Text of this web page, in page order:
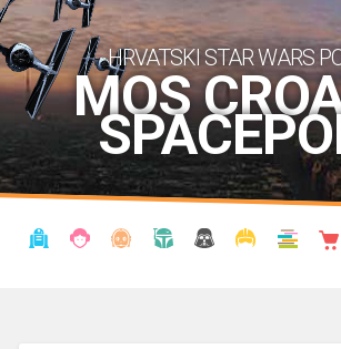
HRVATSKI STAR WARS
MOS